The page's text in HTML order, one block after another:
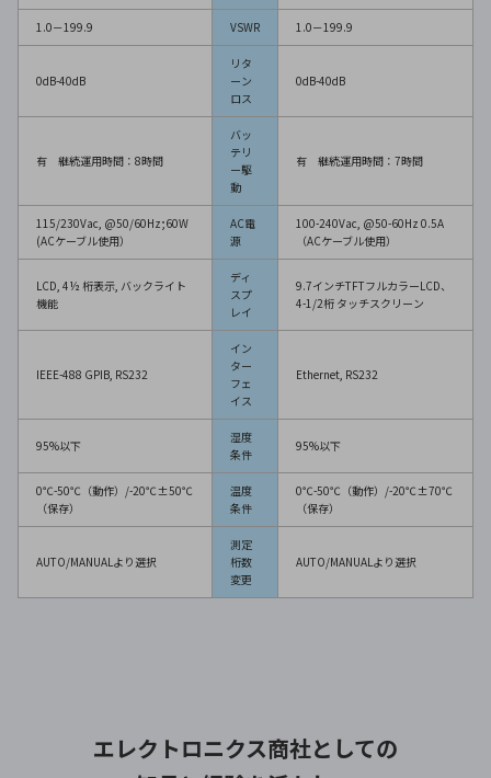
1.0－199.9 VSWR 1.0－199.9
0dB-40dB
リタ
ーン
ロス
0dB-40dB
有 継続運用時間：8時間
バッ
テリ
ー駆
動
有 継続運用時間：7時間
115/230Vac, @50/60Hz;60W
(ACケーブル使用）
AC電
源
100-240Vac, @50-60Hz 0.5A
（ACケーブル使用）
LCD, 4½ 桁表示, バックライト
機能
ディ
スプ
レイ
9.7インチTFTフルカラーLCD、
4-1/2桁 タッチスクリーン
IEEE-488 GPIB, RS232
イン
ター
フェ
イス
Ethernet, RS232
95%以下
湿度
条件
95%以下
0℃-50℃（動作）/-20℃±50℃
（保存）
温度
条件
0℃-50℃（動作）/-20℃±70℃
（保存）
AUTO/MANUALより選択
測定
桁数
変更
AUTO/MANUALより選択
エレクトロニクス商社としての